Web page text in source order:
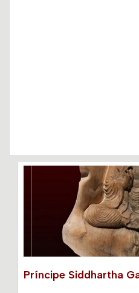
Príncipe Siddhartha